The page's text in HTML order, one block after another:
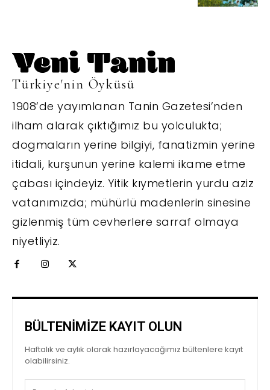
Türkiye'nin Öyküsü
1908’de yayımlanan Tanin Gazetesi’nden
ilham alarak çıktığımız bu yolculukta;
dogmaların yerine bilgiyi, fanatizmin yerine
itidali, kurşunun yerine kalemi ikame etme
çabası içindeyiz. Yitik kıymetlerin yurdu aziz
vatanımızda; mühürlü madenlerin sinesine
gizlenmiş tüm cevherlere sarraf olmaya
niyetliyiz.
BÜLTENİMİZE KAYIT OLUN
Haftalık ve aylık olarak hazırlayacağımız bültenlere kayıt
olabilirsiniz.